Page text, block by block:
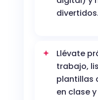
divertidos.
Llévate
trabajo,
plantillas
en clase